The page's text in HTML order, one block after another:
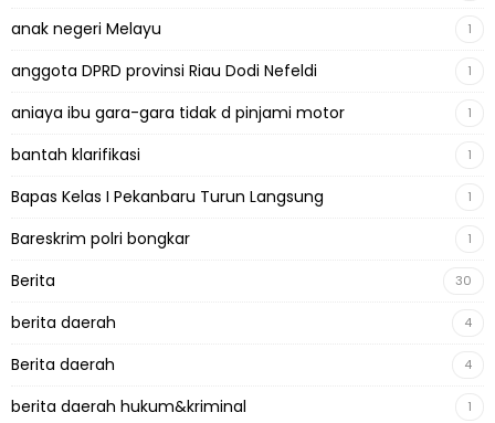
anak negeri Melayu 1
anggota DPRD provinsi Riau Dodi Nefeldi 1
aniaya ibu gara-gara tidak d pinjami motor 1
bantah klarifikasi 1
Bapas Kelas I Pekanbaru Turun Langsung 1
Bareskrim polri bongkar 1
Berita 30
berita daerah 4
Berita daerah 4
berita daerah hukum&kriminal 1